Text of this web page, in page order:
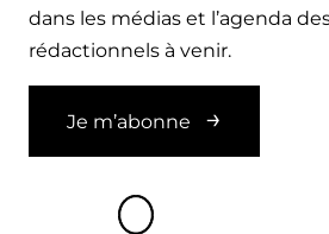
dans les médias et l’agenda
rédactionnels à venir.
Je m’abonne